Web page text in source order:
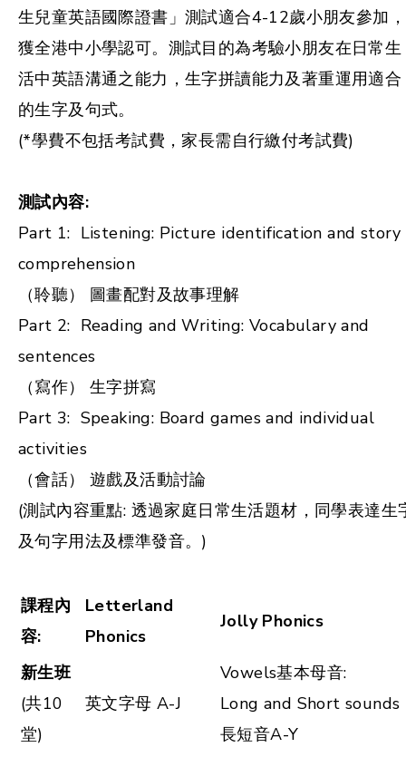
生兒童英語國際證書」測試適合4-12歲小朋友參加，
獲全港中小學認可。測試目的為考驗小朋友在日常生
活中英語溝通之能力，生字拼讀能力及著重運用適合
的生字及句式。
(*學費不包括考試費，家長需自行繳付考試費)
測試內容:
Part 1: Listening: Picture identification and story
comprehension
（聆聽） 圖畫配對及故事理解
Part 2: Reading and Writing: Vocabulary and
sentences
（寫作） 生字拼寫
Part 3: Speaking: Board games and individual
activities
（會話） 遊戲及活動討論
(測試內容重點: 透過家庭日常生活題材，同學表達生
及句字用法及標準發音。)
課程內
容:
Letterland
Phonics
Jolly Phonics
新生班
(共10
堂)
英文字母 A-J
Vowels基本母音:
Long and Short sounds
長短音A-Y